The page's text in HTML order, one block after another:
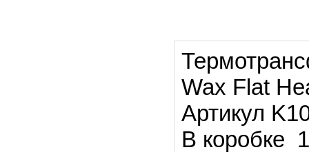
Wax Flat
Артикул
В коробке